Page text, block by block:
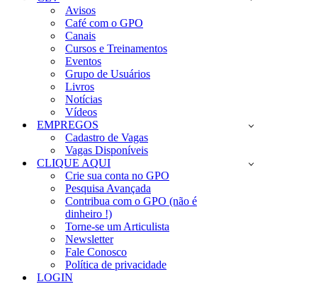
Avisos
Café com o GPO
Canais
Cursos e Treinamentos
Eventos
Grupo de Usuários
Livros
Notícias
Vídeos
EMPREGOS
Cadastro de Vagas
Vagas Disponíveis
CLIQUE AQUI
Crie sua conta no GPO
Pesquisa Avançada
Contribua com o GPO (não é
dinheiro !)
Torne-se um Articulista
Newsletter
Fale Conosco
Política de privacidade
LOGIN